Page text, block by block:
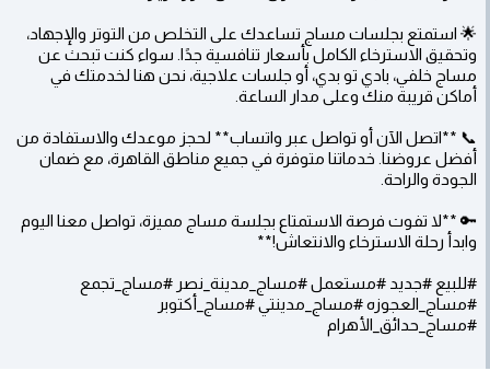
🌟 استمتع بجلسات مساج تساعدك على التخلص من التوتر والإجهاد،
وتحقيق الاسترخاء الكامل بأسعار تنافسية جدًا. سواء كنت تبحث عن
مساج خلفي، بادي تو بدي، أو جلسات علاجية، نحن هنا لخدمتك في
أماكن قريبة منك وعلى مدار الساعة.
📞 **اتصل الآن أو تواصل عبر واتساب** لحجز موعدك والاستفادة من
أفضل عروضنا. خدماتنا متوفرة في جميع مناطق القاهرة، مع ضمان
الجودة والراحة.
🔑 **لا تفوت فرصة الاستمتاع بجلسة مساج مميزة، تواصل معنا اليوم
وابدأ رحلة الاسترخاء والانتعاش!**
#للبيع #جديد #مستعمل #مساج_مدينة_نصر #مساج_تجمع
#مساج_العجوزه #مساج_مدينتي #مساج_أكتوبر
#مساج_حدائق_الأهرام